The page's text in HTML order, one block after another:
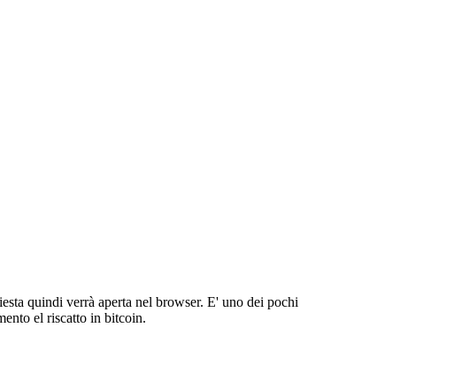
quindi verrà aperta nel browser. E' uno dei pochi
el riscatto in bitcoin.